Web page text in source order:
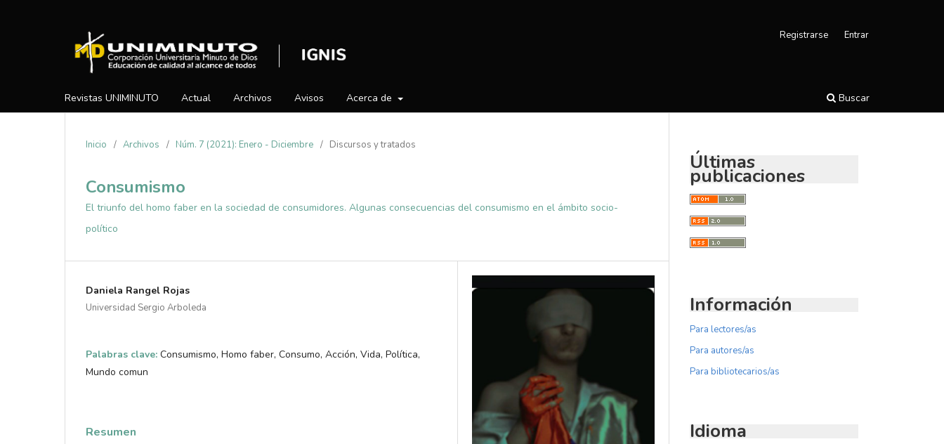
Revistas UNIMINUTO Actual Archivos Avisos Acerca de Buscar
Registrarse Entrar
Inicio / Archivos / Núm. 7 (2021): Enero - Diciembre / Discursos y tratados
Consumismo
El triunfo del homo faber en la sociedad de consumidores. Algunas consecuencias del consumismo en el ámbito socio-
político
Daniela Rangel Rojas
Universidad Sergio Arboleda
Palabras clave: Consumismo, Homo faber, Consumo, Acción, Vida, Política,
Mundo comun
Resumen
Últimas
publicaciones
Información
Para lectores/as
Para autores/as
Para bibliotecarios/as
Idioma